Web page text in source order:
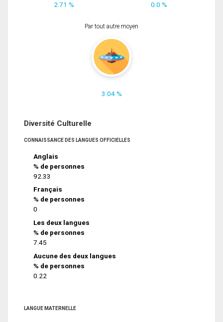
2.71 % 0.0 %
Par tout autre moyen
3.04 %
Diversité Culturelle
CONNAISSANCE DES LANGUES OFFICIELLES
Anglais
% de personnes
92.33
Français
% de personnes
0
Les deux langues
% de personnes
7.45
Aucune des deux langues
% de personnes
0.22
LANGUE MATERNELLE